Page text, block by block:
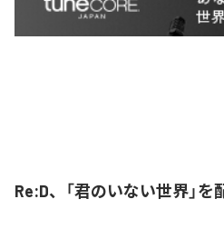
Re:D、「君のいない世界」を